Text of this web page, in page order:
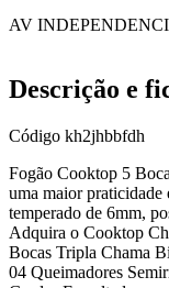
AV
Descrição e
Código kh2jhbbfdh
Fogão Cooktop 5
uma maior praticidade
temperado de 6mm,
Adquira o Cooktop
Bocas Tripla Chama
04 Queimadores